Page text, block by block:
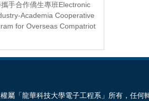
手合作僑生專班Electronic
Academia Cooperative
for Overseas Compatriot
屬「龍華科技大學電子工程系」所有，任